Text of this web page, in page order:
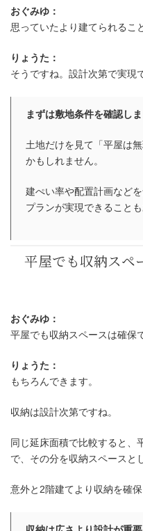
おぐみゆ：
思っていたより建てられるこ
りょうた：
そうですね。設計次第で実現
まずは敷地条件を確認し
土地だけを見て「平屋は
かもしれません。
建ぺい率や配置計画など
プランが実現できることも
おぐみゆ：
平屋でも収納スペースは確保
りょうた：
もちろんできます。
収納は設計次第ですね。
同じ延床面積で比較すると、
で、その分を収納スペースと
意外と2階建てより収納を確